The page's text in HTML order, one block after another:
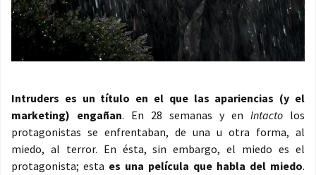
Intruders es un título en el que las apariencias (y el
marketing) engañan. En 28 semanas y en Intacto los
protagonistas se enfrentaban, de una u otra forma, al
miedo, al terror. En ésta, sin embargo, el miedo es el
protagonista; esta es una película que habla del miedo.